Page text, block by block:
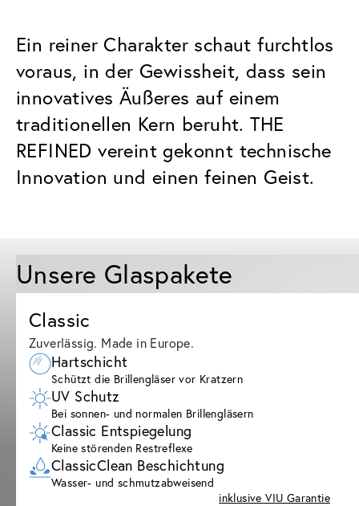
Ein reiner Charakter schaut furchtlos
voraus, in der Gewissheit, dass sein
innovatives Äußeres auf einem
traditionellen Kern beruht. THE
REFINED vereint gekonnt technische
Innovation und einen feinen Geist.
Unsere Glaspakete
Classic
Zuverlässig. Made in Europe.
Hartschicht
Schützt die Brillengläser vor Kratzern
UV Schutz
Bei sonnen- und normalen Brillengläsern
Classic Entspiegelung
Keine störenden Restreflexe
ClassicClean Beschichtung
Wasser- und schmutzabweisend
inklusive VIU Garantie